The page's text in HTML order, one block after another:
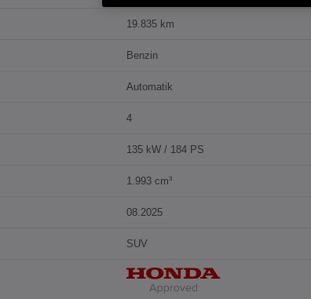
19.835 km
Benzin
Automatik
4
135 kW / 184 PS
1.993 cm³
08.2025
SUV